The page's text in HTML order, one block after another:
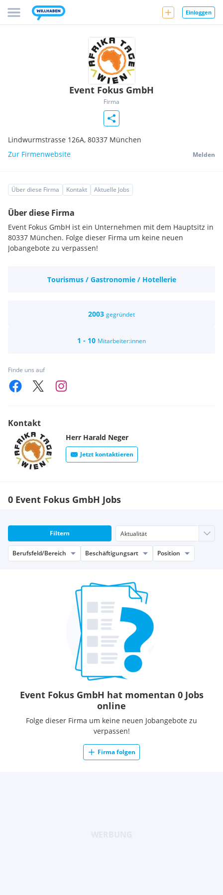
Einloggen
Event Fokus GmbH
Firma
Lindwurmstrasse 126A, 80337 München
Zur Firmenwebsite
Melden
Über diese Firma Kontakt Aktuelle Jobs
Über diese Firma
Event Fokus GmbH ist ein Unternehmen mit dem Hauptsitz in
80337 München. Folge dieser Firma um keine neuen
Jobangebote zu verpassen!
Tourismus / Gastronomie / Hotellerie
2003 gegründet
1 - 10 Mitarbeiter:innen
Finde uns auf
Kontakt
Herr Harald Neger
Jetzt kontaktieren
0 Event Fokus GmbH Jobs
Filtern
Berufsfeld/Bereich Beschäftigungsart Position
Event Fokus GmbH hat momentan 0 Jobs
online
Folge dieser Firma um keine neuen Jobangebote zu
verpassen!
Firma folgen